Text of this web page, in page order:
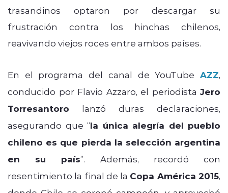
trasandinos optaron por descargar su
frustración contra los hinchas chilenos,
reavivando viejos roces entre ambos países.
En el programa del canal de YouTube AZZ,
conducido por Flavio Azzaro, el periodista Jero
Torresantoro lanzó duras declaraciones,
asegurando que “la única alegría del pueblo
chileno es que pierda la selección argentina
en su país”. Además, recordó con
resentimiento la final de la Copa América 2015,